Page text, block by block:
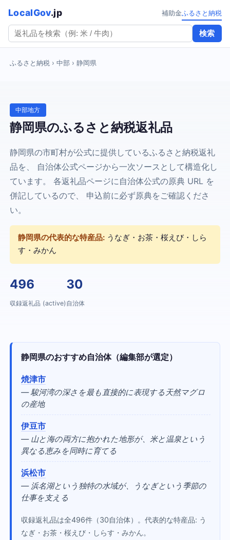
LocalGov.jp
検索
補助金ふるさと納税
ふるさと納税 › 中部 › 静岡県
中部地方
静岡県のふるさと納税返礼品
静岡県の市町村が公式に提供しているふるさと納税返礼
品を、 自治体公式ページから一次ソースとして構造化し
ています。 各返礼品ページに自治体公式の原典 URL を
併記しているので、 申込前に必ず原典をご確認くださ
い。
静岡県の代表的な特産品: うなぎ・お茶・桜えび・しら
す・みかん
496
収録返礼品 (active)
30
自治体
静岡県のおすすめ自治体（編集部が選定）
焼津市
— 駿河湾の深さを最も直接的に表現する天然マグロ
の産地
伊豆市
— 山と海の両方に抱かれた地形が、米と温泉という
異なる恵みを同時に育てる
浜松市
— 浜名湖という独特の水域が、うなぎという季節の
仕事を支える
収録返礼品は全496件（30自治体）。代表的な特産品: う
なぎ・お茶・桜えび・しらす・みかん。